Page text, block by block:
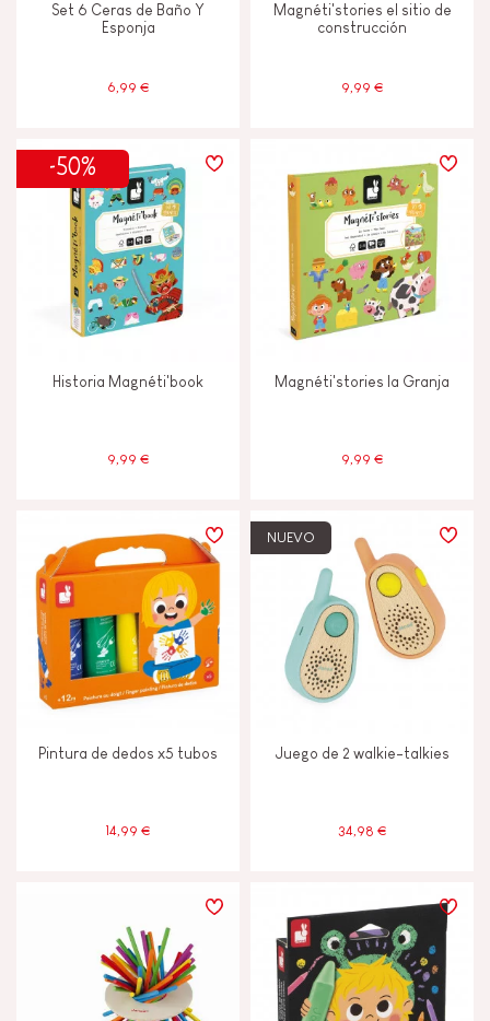
Tocar, mirar y escuchar
Campanilla o cascabel
Luz
Magnetico
Tinta vegetal
JANOD ESTÁ COMPROMETIDO
Etiqueta FSC®
Fabricado en Europa
Set 6 Ceras de Baño Y
Esponja
6,99 €
Magnéti'stories el sitio de
construcción
9,99 €
-50%
Historia Magnéti'book
9,99 €
Magnéti'stories la Granja
9,99 €
Pintura de dedos x5 tubos
14,99 €
NUEVO
Juego de 2 walkie-talkies
34,98 €